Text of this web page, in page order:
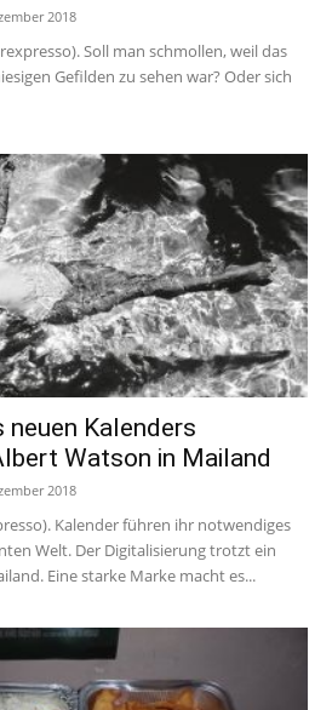
2018
Soll man schmollen, weil das
Gefilden zu sehen war? Oder sich
Kalenders
Watson in Mailand
2018
Kalender führen ihr notwendiges
Welt. Der Digitalisierung trotzt ein
Eine starke Marke macht es...